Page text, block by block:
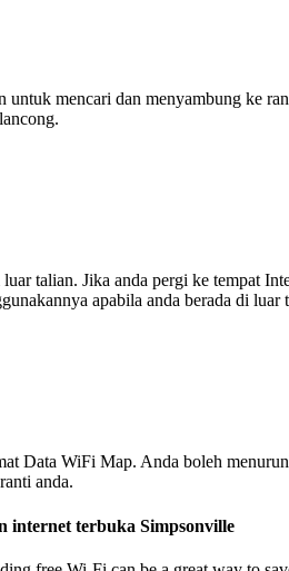
mencari dan menyambung ke
talian. Jika anda pergi ke tempat
apabila anda berada di luar
Data WiFi Map. Anda boleh
anda.
internet terbuka Simpsonville